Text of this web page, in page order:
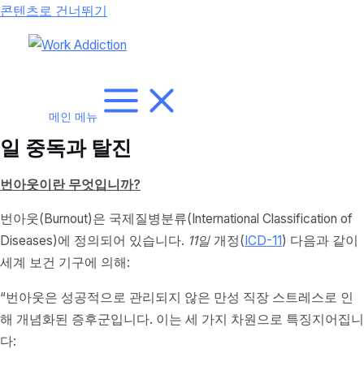
콘텐츠로 건너뛰기
메인 메뉴
일 중독과 탈진
번아웃이란 무엇입니까?
번아웃(Burnout)은 국제질병분류(International Classification of
Diseases)에 정의되어 있습니다. 11일 개정(ICD-11) 다음과 같이
세계 보건 기구에 의해:
“번아웃은 성공적으로 관리되지 않은 만성 직장 스트레스로 인
해 개념화된 증후군입니다. 이는 세 가지 차원으로 특징지어집니
다: